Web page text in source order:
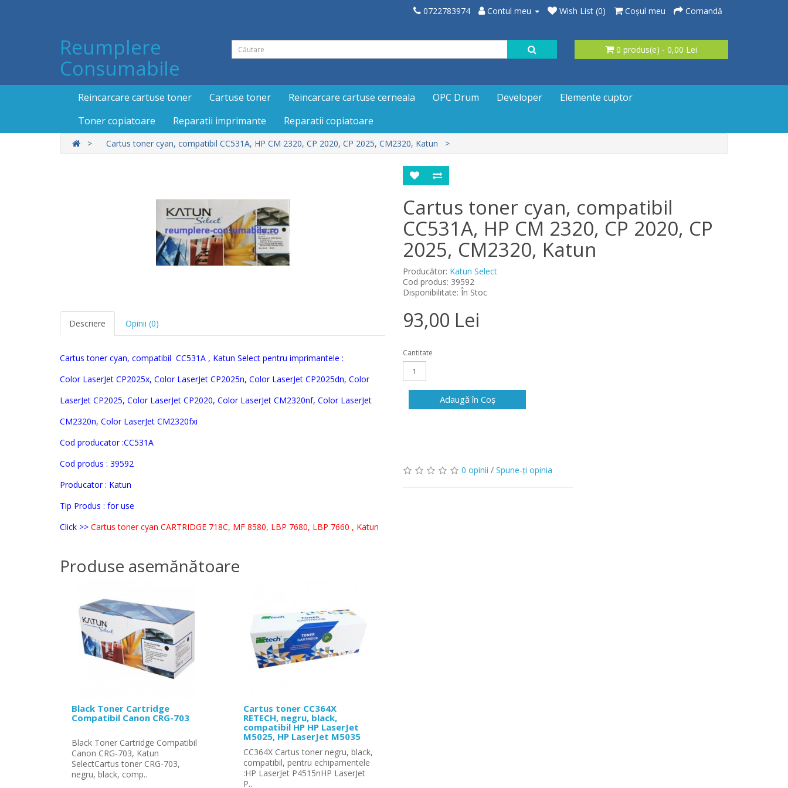
0722783974 Contul meu Wish List (0) Coşul meu Comandă
Reumplere
Consumabile
0 produs(e) - 0,00 Lei
Reincarcare cartuse toner Cartuse toner Reincarcare cartuse cerneala OPC Drum Developer
Elemente cuptor
Toner copiatoare
Reparatii imprimante Reparatii copiatoare
Cartus toner cyan, compatibil CC531A, HP CM 2320, CP 2020, CP 2025, CM2320, Katun
Descriere Opinii (0)
Cartus toner cyan, compatibil CC531A , Katun Select pentru imprimantele :
Color LaserJet CP2025x, Color LaserJet CP2025n, Color LaserJet CP2025dn, Color
LaserJet CP2025, Color LaserJet CP2020, Color LaserJet CM2320nf, Color LaserJet
CM2320n, Color LaserJet CM2320fxi
Cod producator :CC531A
Cod produs : 39592
Producator : Katun
Tip Produs : for use
Click >> Cartus toner cyan CARTRIDGE 718C, MF 8580, LBP 7680, LBP 7660 , Katun
Cartus toner cyan, compatibil
CC531A, HP CM 2320, CP 2020, CP
2025, CM2320, Katun
Producător: Katun Select
Cod produs: 39592
Disponibilitate: În Stoc
93,00 Lei
Cantitate
Adaugă în Coş
0 opinii / Spune-ţi opinia
Produse asemănătoare
Black Toner Cartridge
Compatibil Canon CRG-703
Black Toner Cartridge Compatibil
Canon CRG-703, Katun
SelectCartus toner CRG-703,
negru, black, comp..
Cartus toner CC364X
RETECH, negru, black,
compatibil HP HP LaserJet
M5025, HP LaserJet M5035
CC364X Cartus toner negru, black,
compatibil, pentru echipamentele
:HP LaserJet P4515nHP LaserJet
P..